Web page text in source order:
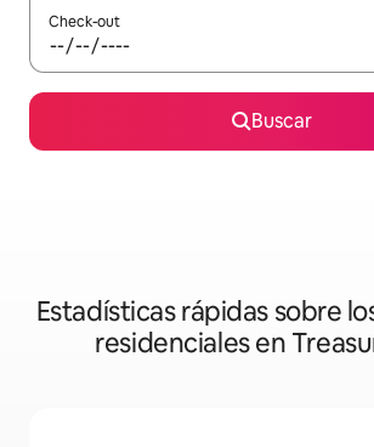
Check-out
Buscar
Estadísticas rápidas sobre
residenciales en